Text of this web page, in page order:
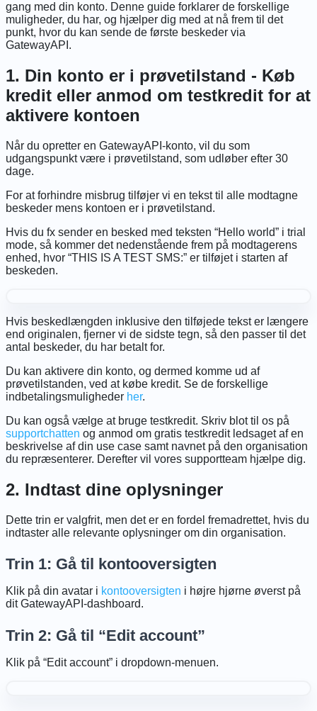
gang med din konto. Denne guide forklarer de forskellige
muligheder, du har, og hjælper dig med at nå frem til det
punkt, hvor du kan sende de første beskeder via
GatewayAPI.
1. Din konto er i prøvetilstand - Køb
kredit eller anmod om testkredit for at
aktivere kontoen
Når du opretter en GatewayAPI-konto, vil du som
udgangspunkt være i prøvetilstand, som udløber efter 30
dage.
For at forhindre misbrug tilføjer vi en tekst til alle modtagne
beskeder mens kontoen er i prøvetilstand.
Hvis du fx sender en besked med teksten “Hello world” i trial
mode, så kommer det nedenstående frem på modtagerens
enhed, hvor “THIS IS A TEST SMS:” er tilføjet i starten af
beskeden.
Hvis beskedlængden inklusive den tilføjede tekst er længere
end originalen, fjerner vi de sidste tegn, så den passer til det
antal beskeder, du har betalt for.
Du kan aktivere din konto, og dermed komme ud af
prøvetilstanden, ved at købe kredit. Se de forskellige
indbetalingsmuligheder her.
Du kan også vælge at bruge testkredit. Skriv blot til os på
supportchatten og anmod om gratis testkredit ledsaget af en
beskrivelse af din use case samt navnet på den organisation
du repræsenterer. Derefter vil vores supportteam hjælpe dig.
2. Indtast dine oplysninger
Dette trin er valgfrit, men det er en fordel fremadrettet, hvis du
indtaster alle relevante oplysninger om din organisation.
Trin 1: Gå til kontooversigten
Klik på din avatar i kontooversigten i højre hjørne øverst på
dit GatewayAPI-dashboard.
Trin 2: Gå til “Edit account”
Klik på “Edit account” i dropdown-menuen.